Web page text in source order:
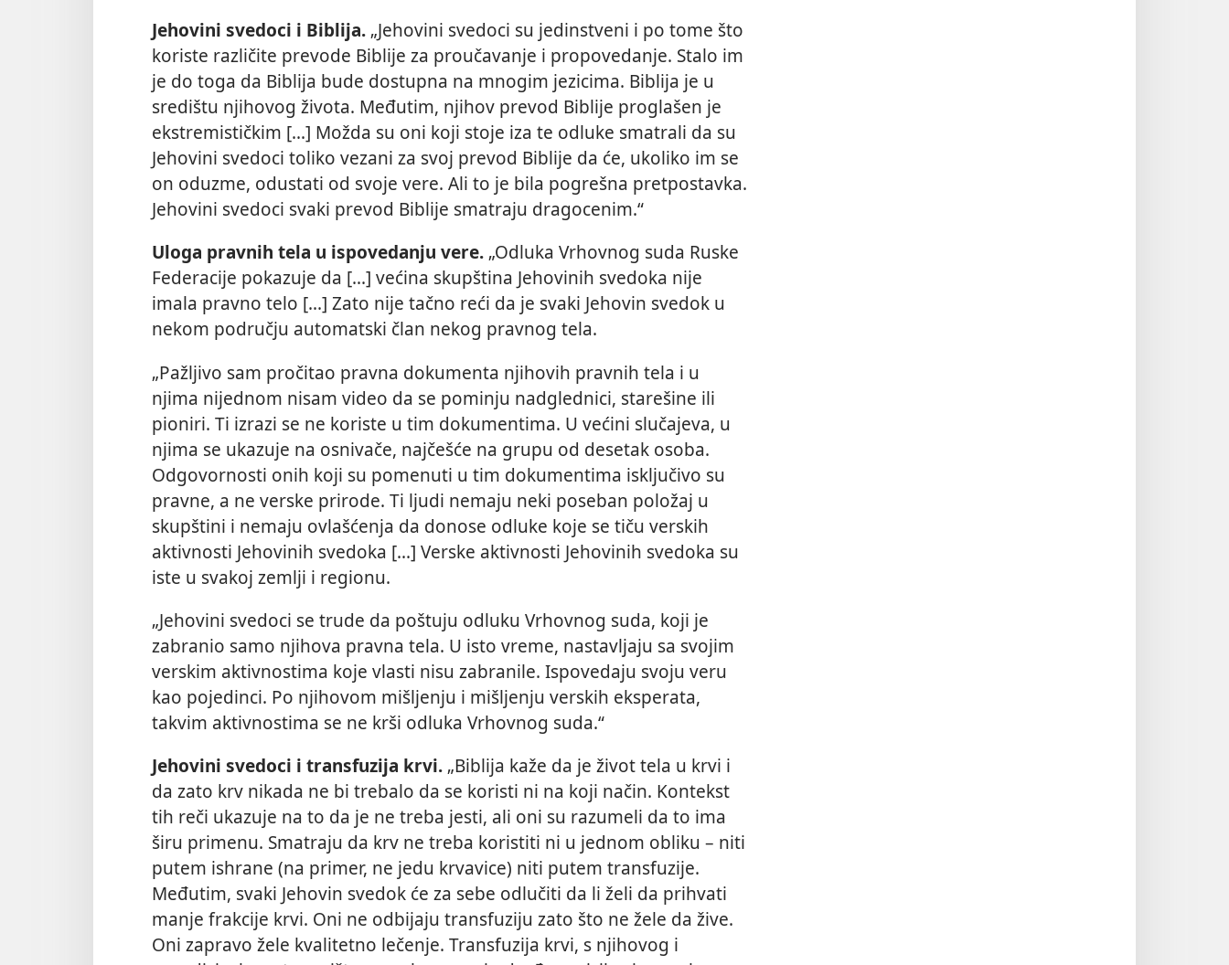
Jehovini svedoci i Biblija. „Jehovini svedoci su jedinstveni i po tome što
koriste različite prevode Biblije za proučavanje i propovedanje. Stalo im
je do toga da Biblija bude dostupna na mnogim jezicima. Biblija je u
središtu njihovog života. Međutim, njihov prevod Biblije proglašen je
ekstremističkim [...] Možda su oni koji stoje iza te odluke smatrali da su
Jehovini svedoci toliko vezani za svoj prevod Biblije da će, ukoliko im se
on oduzme, odustati od svoje vere. Ali to je bila pogrešna pretpostavka.
Jehovini svedoci svaki prevod Biblije smatraju dragocenim.“
Uloga pravnih tela u ispovedanju vere. „Odluka Vrhovnog suda Ruske
Federacije pokazuje da [...] većina skupština Jehovinih svedoka nije
imala pravno telo [...] Zato nije tačno reći da je svaki Jehovin svedok u
nekom području automatski član nekog pravnog tela.
„Pažljivo sam pročitao pravna dokumenta njihovih pravnih tela i u
njima nijednom nisam video da se pominju nadglednici, starešine ili
pioniri. Ti izrazi se ne koriste u tim dokumentima. U većini slučajeva, u
njima se ukazuje na osnivače, najčešće na grupu od desetak osoba.
Odgovornosti onih koji su pomenuti u tim dokumentima isključivo su
pravne, a ne verske prirode. Ti ljudi nemaju neki poseban položaj u
skupštini i nemaju ovlašćenja da donose odluke koje se tiču verskih
aktivnosti Jehovinih svedoka [...] Verske aktivnosti Jehovinih svedoka su
iste u svakoj zemlji i regionu.
„Jehovini svedoci se trude da poštuju odluku Vrhovnog suda, koji je
zabranio samo njihova pravna tela. U isto vreme, nastavljaju sa svojim
verskim aktivnostima koje vlasti nisu zabranile. Ispovedaju svoju veru
kao pojedinci. Po njihovom mišljenju i mišljenju verskih eksperata,
takvim aktivnostima se ne krši odluka Vrhovnog suda.“
Jehovini svedoci i transfuzija krvi. „Biblija kaže da je život tela u krvi i
da zato krv nikada ne bi trebalo da se koristi ni na koji način. Kontekst
tih reči ukazuje na to da je ne treba jesti, ali oni su razumeli da to ima
širu primenu. Smatraju da krv ne treba koristiti ni u jednom obliku – niti
putem ishrane (na primer, ne jedu krvavice) niti putem transfuzije.
Međutim, svaki Jehovin svedok će za sebe odlučiti da li želi da prihvati
manje frakcije krvi. Oni ne odbijaju transfuziju zato što ne žele da žive.
Oni zapravo žele kvalitetno lečenje. Transfuzija krvi, s njihovog i